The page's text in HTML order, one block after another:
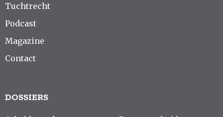
Tuchtrecht
Podcast
Magazine
Contact
DOSSIERS